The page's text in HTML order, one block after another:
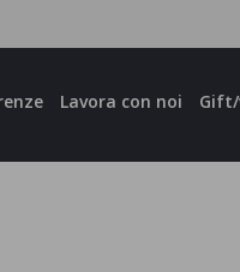
Lavora con noi